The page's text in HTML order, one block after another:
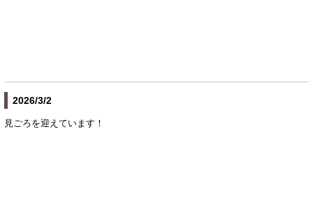
2026/3/2
見ごろを迎えています！